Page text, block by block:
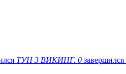
ТУН 3 ВИКИНГ. 0 завершился